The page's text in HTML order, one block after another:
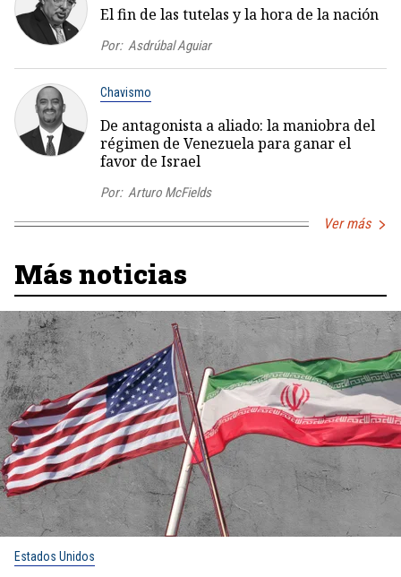
El fin de las tutelas y la hora de la nación
Por: Asdrúbal Aguiar
Chavismo
De antagonista a aliado: la maniobra del
régimen de Venezuela para ganar el
favor de Israel
Por: Arturo McFields
Ver más
Más noticias
Estados Unidos